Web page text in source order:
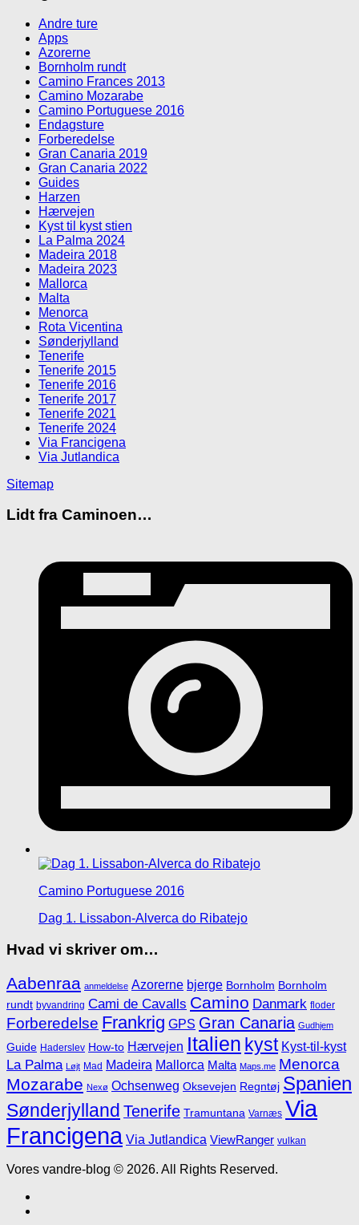
Andre ture
Apps
Azorerne
Bornholm rundt
Camino Frances 2013
Camino Mozarabe
Camino Portuguese 2016
Endagsture
Forberedelse
Gran Canaria 2019
Gran Canaria 2022
Guides
Harzen
Hærvejen
Kyst til kyst stien
La Palma 2024
Madeira 2018
Madeira 2023
Mallorca
Malta
Menorca
Rota Vicentina
Sønderjylland
Tenerife
Tenerife 2015
Tenerife 2016
Tenerife 2017
Tenerife 2021
Tenerife 2024
Via Francigena
Via Jutlandica
Sitemap
Lidt fra Caminoen…
Camino Portuguese 2016
Dag 1. Lissabon-Alverca do Ribatejo
Hvad vi skriver om…
Aabenraa anmeldelse Azorerne bjerge Bornholm Bornholm
rundt byvandring Cami de Cavalls Camino Danmark floder
Forberedelse Frankrig GPS Gran Canaria Gudhjem
Guide Haderslev How-to Hærvejen Italien kyst Kyst-til-kyst
La Palma Løjt Mad Madeira Mallorca Malta Maps.me Menorca
Mozarabe Nexø Ochsenweg Oksevejen Regntøj Spanien
Sønderjylland Tenerife Tramuntana Varnæs Via
Francigena Via Jutlandica ViewRanger vulkan
Vores vandre-blog © 2026. All Rights Reserved.